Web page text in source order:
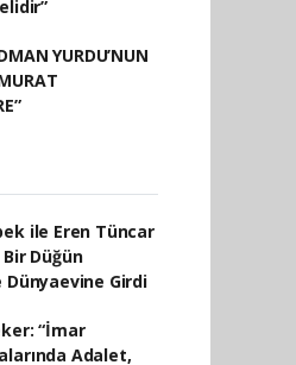
YURDU’NUN
ile Eren Tüncar
Düğün
Dünyaevine Girdi
“İmar
Adalet,